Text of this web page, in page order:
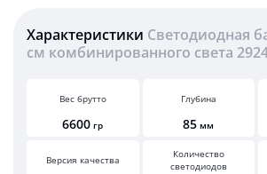
Характеристики Светодиодная
см комбинированного света
Вес брутто
6600 гр
Глубина
85 мм
Версия качества
Количество
светодиодов